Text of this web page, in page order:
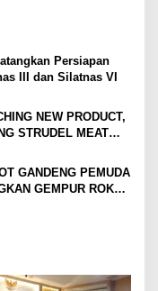
Persiapan
III dan Silatnas VI
NEW PRODUCT,
STRUDEL MEAT
GANDENG PEMUDA
GEMPUR ROKOK